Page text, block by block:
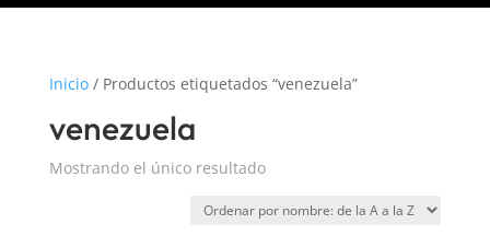
Inicio/ Productos etiquetados “venezuela”
venezuela
Mostrando el único resultado